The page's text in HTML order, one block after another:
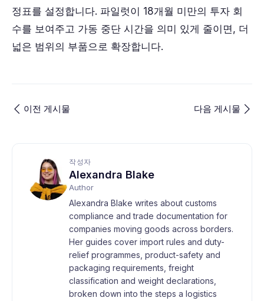
정표를 설정합니다. 파일럿이 18개월 미만의 투자 회
수를 보여주고 가동 중단 시간을 의미 있게 줄이면, 더
넓은 범위의 부품으로 확장합니다.
이전 게시물 다음 게시물
작성자
Alexandra Blake
Author
Alexandra Blake writes about customs
compliance and trade documentation for
companies moving goods across borders.
Her guides cover import rules and duty-
relief programmes, product-safety and
packaging requirements, freight
classification and weight declarations,
broken down into the steps a logistics